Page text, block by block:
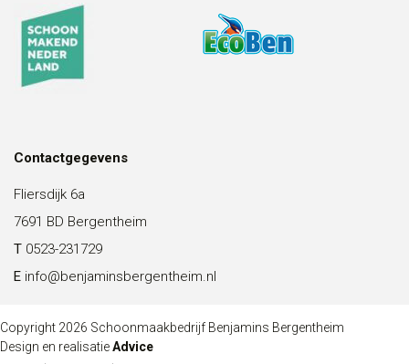
Contactgegevens
Fliersdijk 6a
7691 BD Bergentheim
T 0523-231729
E info@benjaminsbergentheim.nl
Copyright 2026 Schoonmaakbedrijf Benjamins Bergentheim
Design en realisatieAdvice